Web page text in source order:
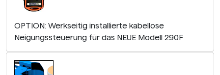
OPTION: Werkseitig installierte kabellose
Neigungssteuerung für das NEUE Modell 290F